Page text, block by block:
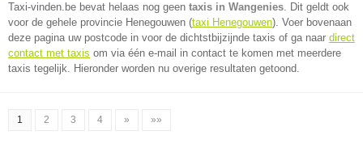
Taxi-vinden.be bevat helaas nog geen taxis in Wangenies. Dit geldt ook
voor de gehele provincie Henegouwen (taxi Henegouwen). Voer bovenaan
deze pagina uw postcode in voor de dichtstbijzijnde taxis of ga naar direct
contact met taxis om via één e-mail in contact te komen met meerdere
taxis tegelijk. Hieronder worden nu overige resultaten getoond.
1 2 3 4 » »»